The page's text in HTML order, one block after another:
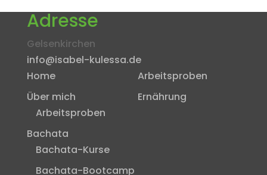
Adresse
Gelsenkirchen
info@isabel-kulessa.de
Home
Über mich
Arbeitsproben
Bachata
Bachata-Kurse
Bachata-Bootcamp
Arbeitsproben
Ernährung